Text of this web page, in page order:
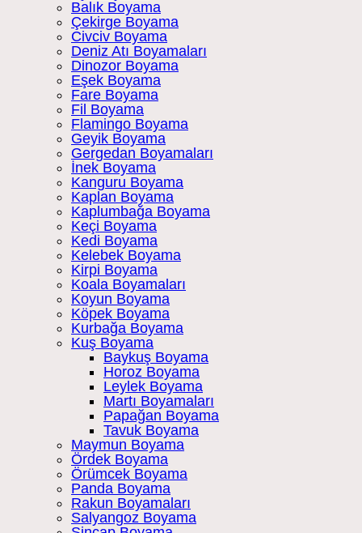
Balık Boyama
Çekirge Boyama
Civciv Boyama
Deniz Atı Boyamaları
Dinozor Boyama
Eşek Boyama
Fare Boyama
Fil Boyama
Flamingo Boyama
Geyik Boyama
Gergedan Boyamaları
İnek Boyama
Kanguru Boyama
Kaplan Boyama
Kaplumbağa Boyama
Keçi Boyama
Kedi Boyama
Kelebek Boyama
Kirpi Boyama
Koala Boyamaları
Koyun Boyama
Köpek Boyama
Kurbağa Boyama
Kuş Boyama
Baykuş Boyama
Horoz Boyama
Leylek Boyama
Martı Boyamaları
Papağan Boyama
Tavuk Boyama
Maymun Boyama
Ördek Boyama
Örümcek Boyama
Panda Boyama
Rakun Boyamaları
Salyangoz Boyama